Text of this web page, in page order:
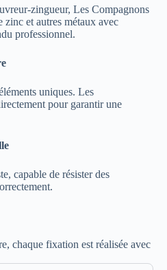
zingueur, Les Compagnons
zinc et autres métaux avec
professionnel.
uniques. Les
pour garantir une
capable de résister des
chaque fixation est réalisée avec